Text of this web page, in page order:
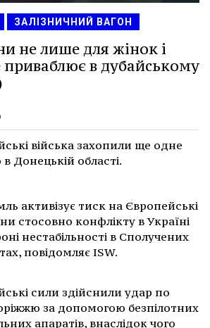
ЗАЛІЗНИЧНИЙ ВАГОН
не лише для жінок і
в дубайському
війська захопили ще одне
в Донецькій області.
активізує тиск на Європейські
стосовно конфлікту в Україні
нестабільності в Сполучених
повідомляє ISW.
сили здійснили удар по
за допомогою безпілотних
апаратів, внаслідок чого